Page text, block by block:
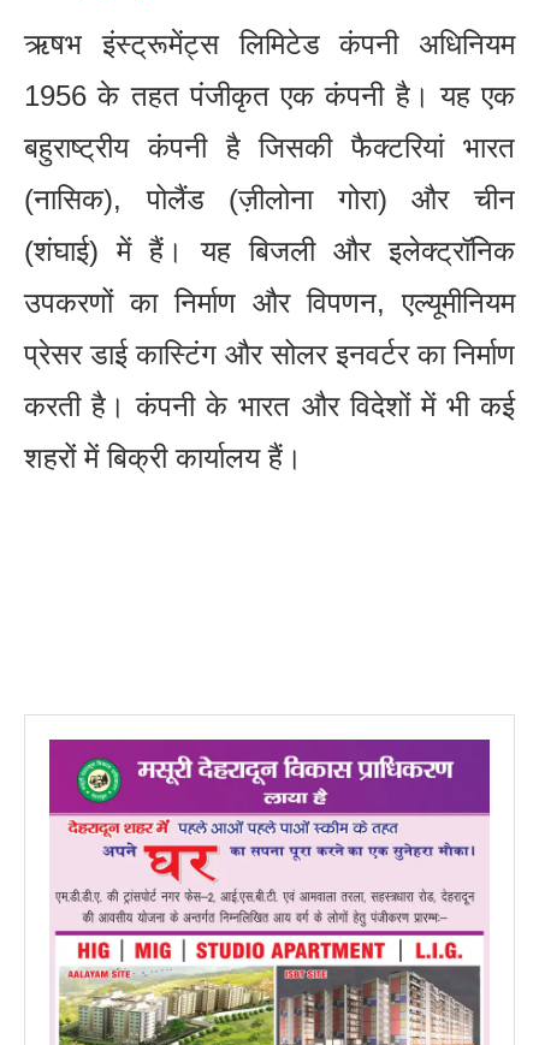
ऋषभ इंस्ट्रूमेंट्स लिमिटेड कंपनी अधिनियम
1956 के तहत पंजीकृत एक कंपनी है। यह एक
बहुराष्ट्रीय कंपनी है जिसकी फैक्टरियां भारत
(नासिक), पोलैंड (ज़ीलोना गोरा) और चीन
(शंघाई) में हैं। यह बिजली और इलेक्ट्रॉनिक
उपकरणों का निर्माण और विपणन, एल्यूमीनियम
प्रेसर डाई कास्टिंग और सोलर इनवर्टर का निर्माण
करती है। कंपनी के भारत और विदेशों में भी कई
शहरों में बिक्री कार्यालय हैं।